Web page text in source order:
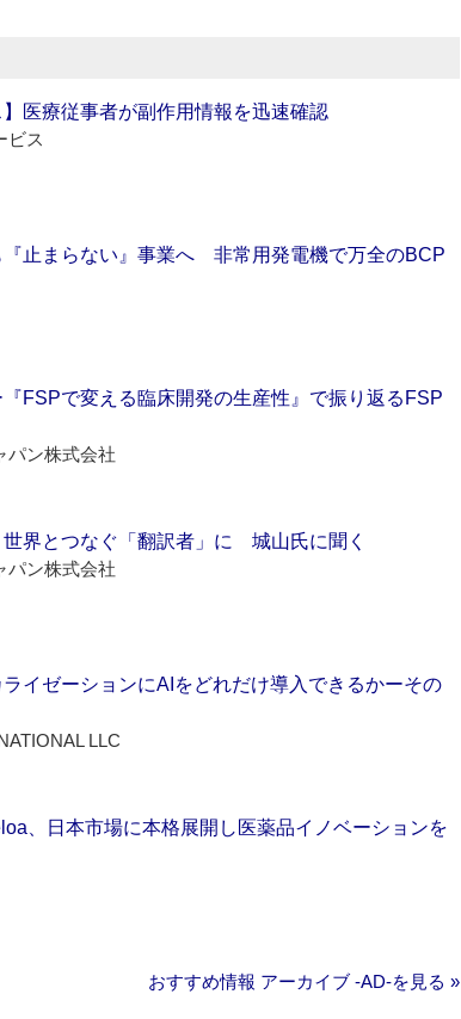
】医療従事者が副作用情報を迅速確認
ビス
『止まらない』事業へ 非常用発電機で万全のBCP
『FSPで変える臨床開発の生産性』で振り返るFSP
パン株式会社
世界とつなぐ「翻訳者」に 城山氏に聞く
パン株式会社
イゼーションにAIをどれだけ導入できるかーその
LLC
、日本市場に本格展開し医薬品イノベーションを
おすすめ情報 アーカイブ ‐AD‐を見る »